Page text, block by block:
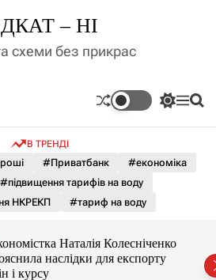
– НІ
схеми без прикрас
П
м
к
а
о
л
ь
М П
В ТРЕНДІ
#Приватбанк
#економіка
#підвищення тарифів на воду
НКРЕКП
#тариф на воду
Наталія Колесніченко
наслідки для експорту
і курсу